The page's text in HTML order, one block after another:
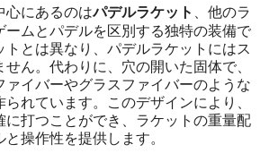
心にあるのはパデルラケット 、他のラ
ームとパデルを区別する独特の装備で
とは異なり、パデルラケットにはス
せん。代わりに、穴の開いた固体で、
ァイバーやグラスファイバーのような
れています。このデザインにより、
に打つことができ、ラケットの重量配
操作性を提供します。